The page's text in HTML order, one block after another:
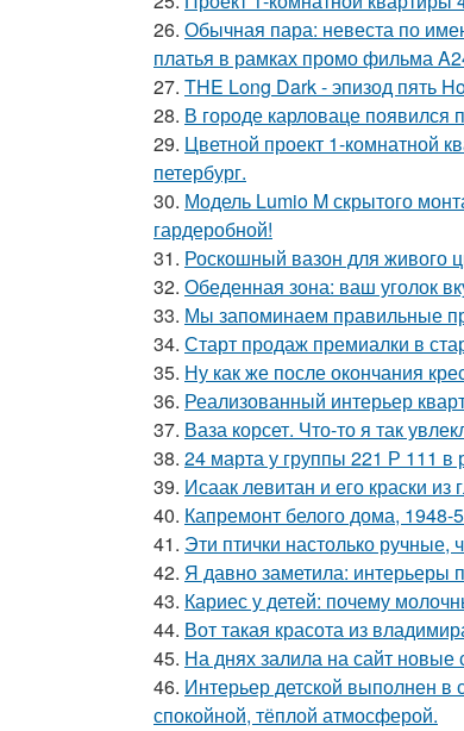
26. Обычная пара: невеста по
платья в рамках промо фильма
27. THE Long Dark - эпизод пять
28. В городе карловаце
29. Цветной проект 1-комнатной
петербург.
30. Модель Lumio M скрытого
гардеробной!
31. Роскошный вазон для живого
32. Обеденная зона: ваш уголок
33. Мы запоминаем правильные
34. Старт продаж премиалки в
35. Ну как же после окончания
36. Реализованный интерьер
37. Ваза корсет. Что-то я так
38. 24 марта у группы 221 Р 111
39. Исаак левитан и его краски из
40. Капремонт белого дома, 1948-
41. Эти птички настолько ручные,
42. Я давно заметила: интерьеры
43. Кариес у детей: почему
44. Вот такая красота из
45. На днях залила на сайт новые
46. Интерьер детской выполнен
спокойной, тёплой атмосферой.